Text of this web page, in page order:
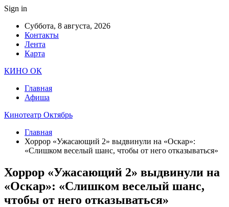
Sign in
Суббота, 8 августа, 2026
Контакты
Лента
Карта
КИНО ОК
Главная
Афиша
Кинотеатр Октябрь
Главная
Хоррор «Ужасающий 2» выдвинули на «Оскар»:
«Слишком веселый шанс, чтобы от него отказываться»
Хоррор «Ужасающий 2» выдвинули на
«Оскар»: «Слишком веселый шанс,
чтобы от него отказываться»